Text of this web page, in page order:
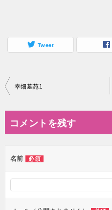
Tweet
投
ビ
ー
シ
幸畑墓苑1
コメントを残す
名前 必須